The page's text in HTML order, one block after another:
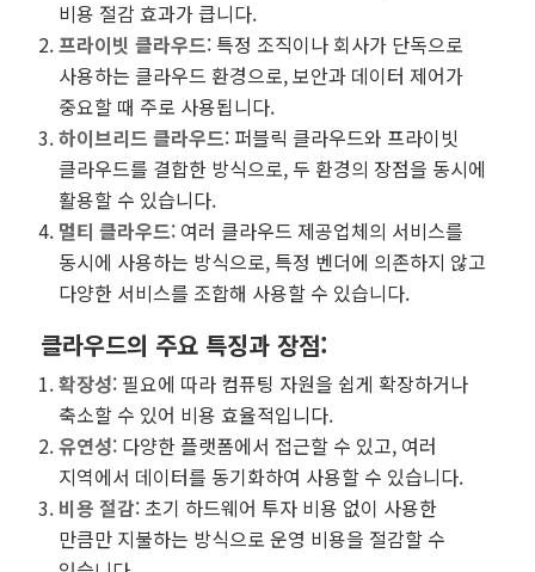
비용 절감 효과가 큽니다.
프라이빗 클라우드: 특정 조직이나 회사가 단독으로
사용하는 클라우드 환경으로, 보안과 데이터 제어가
중요할 때 주로 사용됩니다.
하이브리드 클라우드: 퍼블릭 클라우드와 프라이빗
클라우드를 결합한 방식으로, 두 환경의 장점을 동시에
활용할 수 있습니다.
멀티 클라우드: 여러 클라우드 제공업체의 서비스를
동시에 사용하는 방식으로, 특정 벤더에 의존하지 않고
다양한 서비스를 조합해 사용할 수 있습니다.
클라우드의 주요 특징과 장점:
확장성: 필요에 따라 컴퓨팅 자원을 쉽게 확장하거나
축소할 수 있어 비용 효율적입니다.
유연성: 다양한 플랫폼에서 접근할 수 있고, 여러
지역에서 데이터를 동기화하여 사용할 수 있습니다.
비용 절감: 초기 하드웨어 투자 비용 없이 사용한
만큼만 지불하는 방식으로 운영 비용을 절감할 수